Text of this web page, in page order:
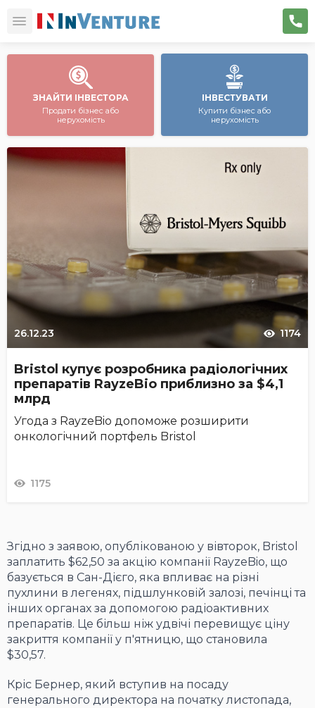
ЗНАЙТИ ІНВЕСТОРА
Продати бізнес або
нерухомість
ІНВЕСТУВАТИ
Купити бізнес або
нерухомість
26.12.23 1174
Bristol купує розробника радіологічних
препаратів RayzeBio приблизно за $4,1
млрд
Угода з RayzeBio допоможе розширити
онкологічний портфель Bristol
1175
Згідно з заявою, опублікованою у вівторок, Bristol
заплатить $62,50 за акцію компанії RayzeBio, що
базується в Сан-Дієго, яка впливає на різні
пухлини в легенях, підшлунковій залозі, печінці та
інших органах за допомогою радіоактивних
препаратів. Це більш ніж удвічі перевищує ціну
закриття компанії у п'ятницю, що становила
$30,57.
Кріс Бернер, який вступив на посаду
генерального директора на початку листопада,